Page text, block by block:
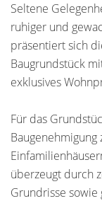
Seltene
ruhiger und
präsentiert sich
Baugrundstück
exklusives
Für das
überzeugt durch
Grundrisse sowie